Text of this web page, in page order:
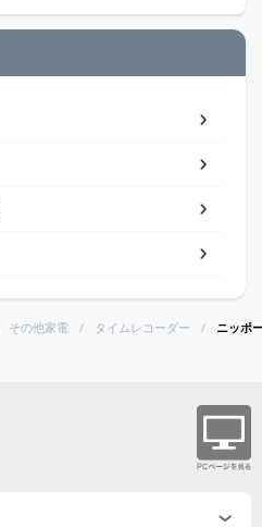
その他家電 タイムレコーダー ニッポ